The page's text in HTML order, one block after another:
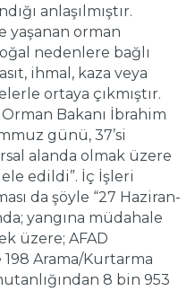
anlaşılmıştır.
yaşanan orman
nedenlere bağlı
ihmal, kaza veya
ortaya çıkmıştır.
Bakanı İbrahim
günü, 37’si
alanda olmak üzere
edildi”. İç İşleri
da şöyle “27 Haziran-
yangına müdahale
üzere; AFAD
198 Arama/Kurtarma
8 bin 953